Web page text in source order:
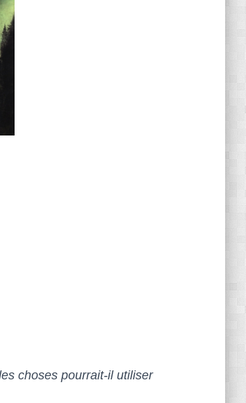
choses pourrait-il utiliser